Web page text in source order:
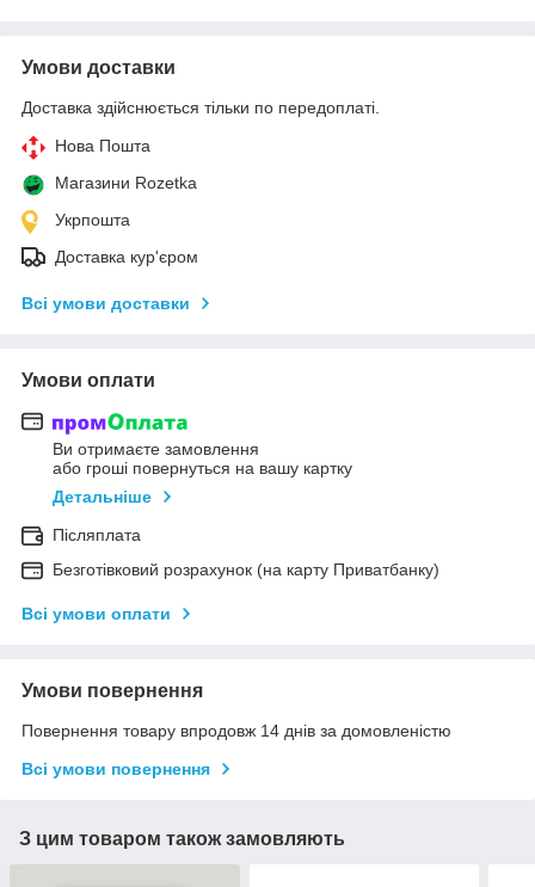
Умови доставки
Доставка здійснюється тільки по передоплаті.
Нова Пошта
Магазини Rozetka
Укрпошта
Доставка кур'єром
Всі умови доставки
Умови оплати
Ви отримаєте замовлення
або гроші повернуться на вашу картку
Детальніше
Післяплата
Безготівковий розрахунок (на карту Приватбанку)
Всі умови оплати
Умови повернення
Повернення товару впродовж 14 днів за домовленістю
Всі умови повернення
З цим товаром також замовляють